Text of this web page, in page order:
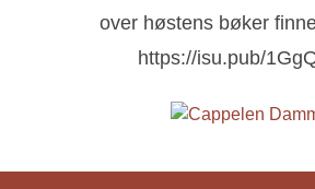
over høstens bøker
https://isu.pub/